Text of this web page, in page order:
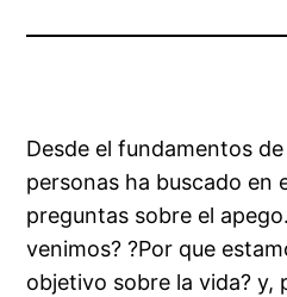
Desde el fundamentos
personas ha buscado en
preguntas sobre el
venimos? ?Por que
objetivo sobre la vida? y,